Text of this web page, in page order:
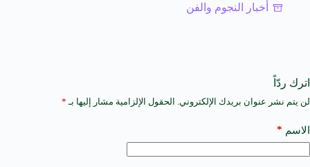
أخبار النجوم والفن
اترك ردّاً
لن يتم نشر عنوان بريدك الإلكتروني. الحقول الإلزامية مشار إليها بـ *
الاسم *
A
t
e